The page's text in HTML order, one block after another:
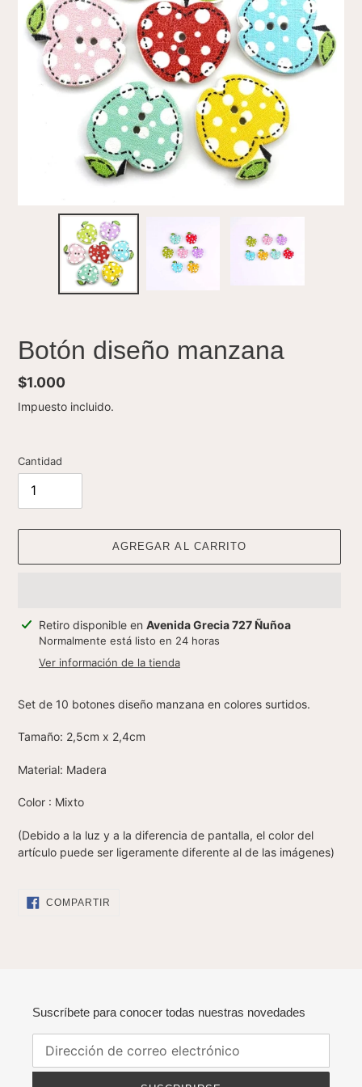
Botón diseño manzana
Precio
habitual
$1.000
Impuesto incluido.
Cantidad
AGREGAR AL CARRITO
Agregando
producto
carrito
Retiro disponible en Avenida Grecia 727 Ñuñoa
Normalmente está listo en 24 horas
Ver información de la tienda
Set de 10 botones diseño manzana en colores surtidos.
Tamaño: 2,5cm x 2,4cm
Material: Madera
Color : Mixto
(Debido a la luz y a la diferencia de pantalla, el color del
artículo puede ser ligeramente diferente al de las imágenes)
COMPARTIR
Suscríbete para conocer todas nuestras novedades